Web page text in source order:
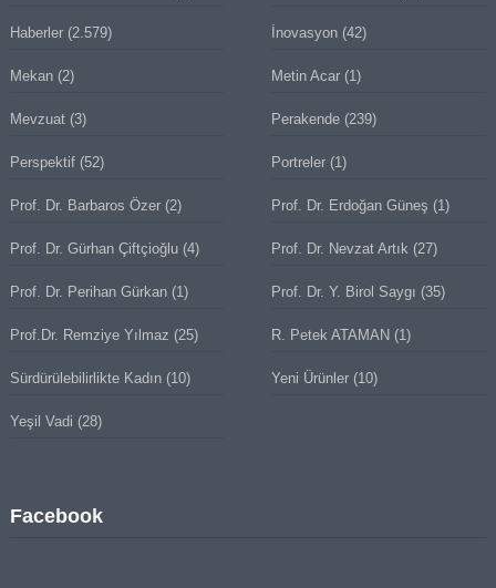
Haberler(2.579) İnovasyon (42)
Mekan(2) Metin Acar (1)
Mevzuat(3) Perakende (239)
Perspektif(52) Portreler (1)
Prof. Dr. Barbaros Özer(2) Prof. Dr. Erdoğan Güneş (1)
Prof. Dr. Gürhan Çiftçioğlu(4) Prof. Dr. Nevzat Artık (27)
Prof. Dr. Perihan Gürkan(1) Prof. Dr. Y. Birol Saygı (35)
Prof.Dr. Remziye Yılmaz (25) R. Petek ATAMAN (1)
Sürdürülebilirlikte Kadın(10) Yeni Ürünler (10)
Yeşil Vadi (28)
Facebook